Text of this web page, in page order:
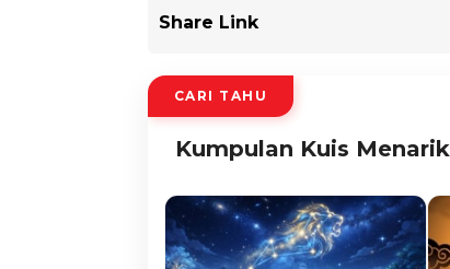
Share Link
CARI TAHU
Kumpulan Kuis Menarik